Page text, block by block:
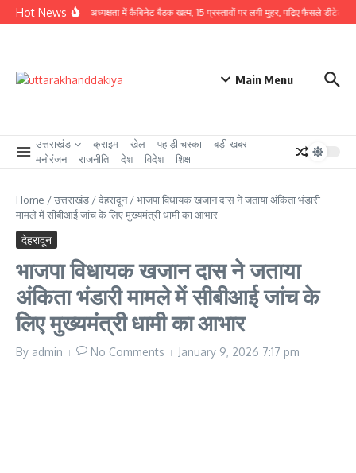
Skip to content
Hot News
CM धामी की अध्यक्षता में कैबिनेट बैठक खत्म, 15 प्रस्तावों पर लगी मुहर, पढ़िए फैसले डीटेल से
Main Menu
उत्तराखंड क्राइम खेल पहाड़ी चस्का
बड़ी खबर
मनोरंजन
राजनीति देश विदेश शिक्षा
Home /उत्तराखंड /देहरादून/भाजपा विधायक खजान दास ने जताया अंकिता भंडारी
मामले में सीबीआई जांच के लिए मुख्यमंत्री धामी का आभार
देहरादून
भाजपा विधायक खजान दास ने जताया
अंकिता भंडारी मामले में सीबीआई जांच के
लिए मुख्यमंत्री धामी का आभार
By admin No Comments January 9, 2026 7:17 pm